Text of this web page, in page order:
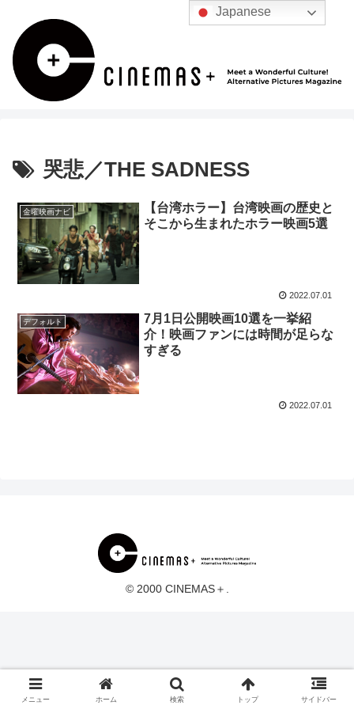
哭悲／THE SADNESS
金曜映画ナビ
【台湾ホラー】台湾映画の歴史と
そこから生まれたホラー映画5選
2022.07.01
デフォルト
7月1日公開映画10選を一挙紹
介！映画ファンには時間が足らな
すぎる
2022.07.01
© 2000 CINEMAS＋.
メニュー ホーム 検索 トップ サイドバー
Japanese